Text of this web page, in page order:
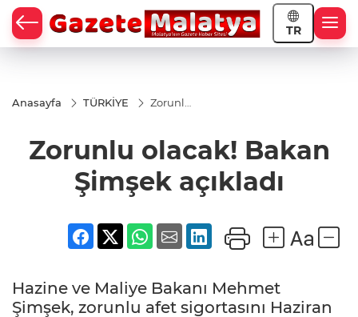
TR
Anasayfa TÜRKİYE
Zorunlu
Şimşek
açıkladı
Zorunlu olacak! Bakan
Şimşek açıkladı
Hazine ve Maliye Bakanı Mehmet
Şimşek, zorunlu afet sigortasını Haziran